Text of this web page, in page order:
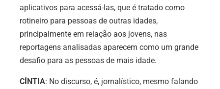
aplicativos para acessá-las, que é tratado como
rotineiro para pessoas de outras idades,
principalmente em relação aos jovens, nas
reportagens analisadas aparecem como um grande
desafio para as pessoas de mais idade.
CÍNTIA: No discurso, é, jornalístico, mesmo falando